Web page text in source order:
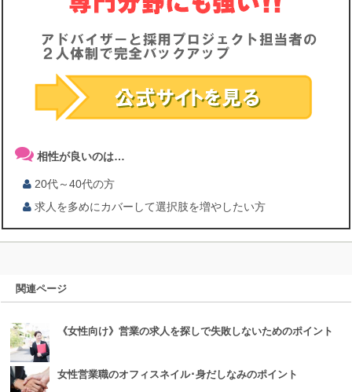
相性が良いのは…
20代～40代の方
求人を多めにカバーして選択肢を増やしたい方
関連ページ
《女性向け》営業の求人を探しで失敗しないためのポイント
女性営業職のオフィスネイル･身だしなみのポイント